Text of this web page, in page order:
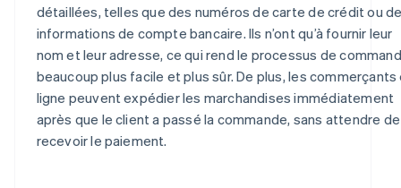
détaillées, telles que des numéros de carte de crédit ou
informations de compte bancaire. Ils n’ont qu’à fournir leur
nom et leur adresse, ce qui rend le processus de
beaucoup plus facile et plus sûr. De plus, les commerçants
ligne peuvent expédier les marchandises immédiatement
après que le client a passé la commande, sans attendre de
recevoir le paiement.